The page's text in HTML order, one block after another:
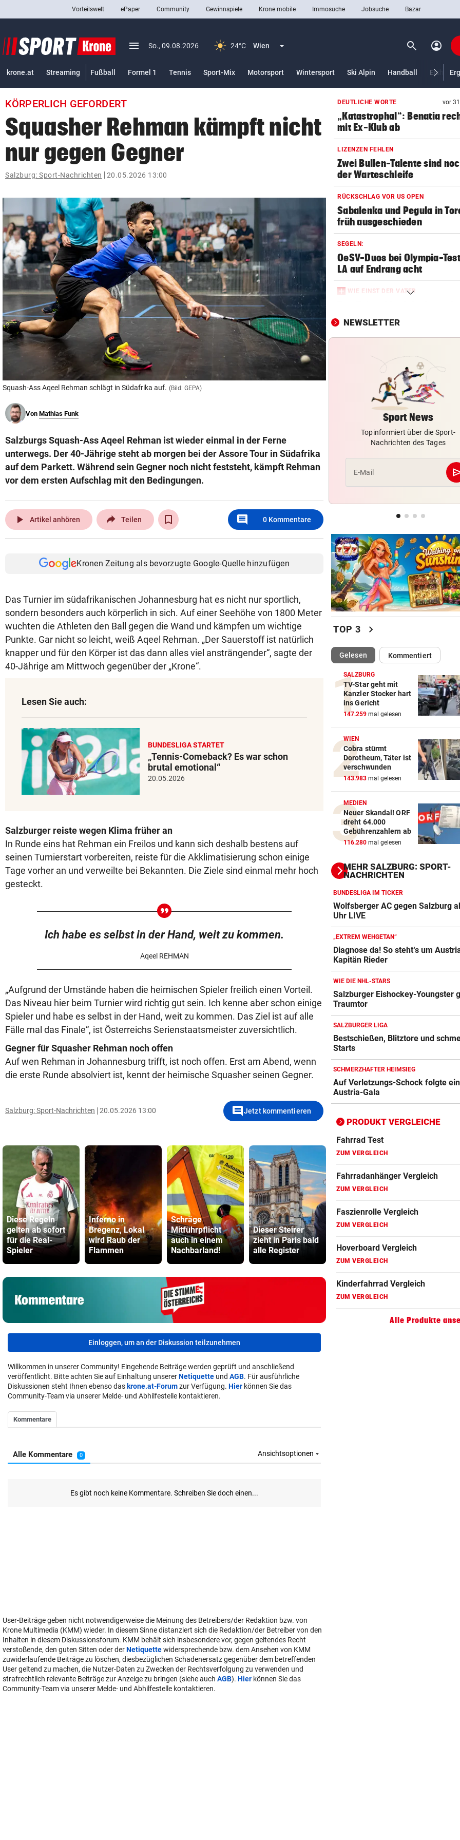
closeSchließen
Abonnieren
pin_drop
bookmark
search
Suchbegriff
© Krone Multimedia GmbH & Co KG 2026
Muthgasse 2, 1190 Wien
Vorteilswelt ePaper Community Gewinnspiele Krone mobile Immosuche Jobsuche Bazar
menu Menü aufklappen
So., 09.08.2026 24°C Wien Menü aufklappen search Suchen
account_circle
krone.at Streaming Fußball Formel 1 Tennis Sport-Mix Motorsport Wintersport Ski Alpin Handball
KÖRPERLICH GEFORDERT
Squasher Rehman kämpft nicht
nur gegen Gegner
Salzburg: Sport-Nachrichten 20.05.2026 13:00
Squash-Ass Aqeel Rehman schlägt in Südafrika auf. (Bild: GEPA)
Von Mathias Funk
Salzburgs Squash-Ass Aqeel Rehman ist wieder einmal in der Ferne
unterwegs. Der 40-Jährige steht ab morgen bei der Assore Tour in Südafrika
auf dem Parkett. Während sein Gegner noch nicht feststeht, kämpft Rehman
vor dem ersten Aufschlag mit den Bedingungen.
play_arrow Artikel anhören Teilen comment 0 Kommentare
Kronen Zeitung als bevorzugte Google-Quelle hinzufügen
Das Turnier im südafrikanischen Johannesburg hat es nicht nur sportlich,
sondern besonders auch körperlich in sich. Auf einer Seehöhe von 1800 Meter
wuchten die Athleten den Ball gegen die Wand und kämpfen um wichtige
Punkte. Gar nicht so leicht, weiß Aqeel Rehman. „Der Sauerstoff ist natürlich
knapper und für den Körper ist das dann alles viel ansträngender“, sagte der
40-Jährige am Mittwoch gegenüber der „Krone“.
Lesen Sie auch:
BUNDESLIGA STARTET
„Tennis-Comeback? Es war schon
brutal emotional“
20.05.2026
Salzburger reiste wegen Klima früher an
In Runde eins hat Rehman ein Freilos und kann sich deshalb bestens auf
seinen Turnierstart vorbereiten, reiste für die Akklimatisierung schon einige
Tage vorher an und verweilte bei Bekannten. Die Ziele sind einmal mehr hoch
gesteckt.
Ich habe es selbst in der Hand, weit zu kommen.
Aqeel REHMAN
„Aufgrund der Umstände haben die heimischen Spieler freilich einen Vorteil.
Das Niveau hier beim Turnier wird richtig gut sein. Ich kenne aber schon einige
Spieler und habe es selbst in der Hand, weit zu kommen. Das Ziel ist auf alle
Fälle mal das Finale“, ist Österreichs Serienstaatsmeister zuversichtlich.
Gegner für Squasher Rehman noch offen
Auf wen Rehman in Johannesburg trifft, ist noch offen. Erst am Abend, wenn
die erste Runde absolviert ist, kennt der heimische Squasher seinen Gegner.
Salzburg: Sport-Nachrichten 20.05.2026 13:00 commentJetzt kommentieren
Diese Regeln
gelten ab sofort
für die Real-
Spieler
Inferno in
Bregenz, Lokal
wird Raub der
Flammen
Schräge
Mitführpflicht
auch in einem
Nachbarland!
Dieser Steirer
zieht in Paris bald
alle Register
Aufräumarbeiten
im Schlamm: „Alle
helfen
zusammen“
Besucher
Einloggen, um an der Diskussion teilzunehmen
Willkommen in unserer Community! Eingehende Beiträge werden geprüft und anschließend
veröffentlicht. Bitte achten Sie auf Einhaltung unsererNetiquette und AGB. Für ausführliche
Diskussionen steht Ihnen ebenso das krone.at-Forumzur Verfügung. Hier können Sie das
Community-Team via unserer Melde- und Abhilfestelle kontaktieren.
User-Beiträge geben nicht notwendigerweise die Meinung des Betreibers/der Redaktion bzw. von
Krone Multimedia (KMM) wieder. In diesem Sinne distanziert sich die Redaktion/der Betreiber von den
Inhalten in diesem Diskussionsforum. KMM behält sich insbesondere vor, gegen geltendes Recht
verstoßende, den guten Sitten oder derNetiquettewidersprechende bzw. dem Ansehen von KMM
zuwiderlaufende Beiträge zu löschen, diesbezüglichen Schadenersatz gegenüber dem betreffenden
User geltend zu machen, die Nutzer-Daten zu Zwecken der Rechtsverfolgung zu verwenden und
strafrechtlich relevante Beiträge zur Anzeige zu bringen (siehe auch AGB). Hier können Sie das
Community-Team via unserer Melde- und Abhilfestelle kontaktieren.
DEUTLICHE WORTE vor
„Katastrophal“: Benatia
mit Ex-Klub ab
LIZENZEN FEHLEN
Zwei Bullen-Talente sind
der Warteschleife
RÜCKSCHLAG VOR US OPEN
Sabalenka und Pegula in
früh ausgeschieden
SEGELN:
OeSV-Duos bei Olympia-
LA auf Endrang acht
WIE EINST DER VATER
Bundesliga an
SCHLUSSTAG WARTET
stark verbessert
MOURINHO GREIFT DURCH
Diese Regeln gelten ab
die Real-Spieler
VEREIN NIMMT ABSCHIED
Steirischer Unterligist
19-Jährigen
de France Femmes
Fake-Hochzeit! Ronaldo hat
getäuscht
NEWSLETTER
Sport News
Topinformiert über die Sport-
Nachrichten des Tages
E-Mail
TOP 3 chevron_right
Gelesen(ausgewählt)Kommentiert
SALZBURG
TV-Star geht mit
Kanzler Stocker hart
ins Gericht
147.259 mal gelesen
WIEN
Cobra stürmt
Dorotheum, Täter ist
verschwunden
143.983 mal gelesen
MEDIEN
Neuer Skandal! ORF
dreht 64.000
Gebührenzahlern ab
116.280 mal gelesen
MEHR SALZBURG: SPORT-
NACHRICHTEN
BUNDESLIGA IM TICKER
Wolfsberger AC gegen Salzburg
Uhr LIVE
„EXTREM WEHGETAN“
Diagnose da! So steht‘s um
Kapitän Rieder
WIE DIE NHL-STARS
Salzburger Eishockey-Youngster
Traumtor
SALZBURGER LIGA
Bestschießen, Blitztore und
Starts
SCHMERZHAFTER HEIMSIEG
Auf Verletzungs-Schock folgte
Austria-Gala
PRODUKT VERGLEICHE
Action-Cam Vergleich
ZUM VERGLEICH
Crosstrainer Vergleich
E-Bike Vergleich
ZUM VERGLEICH
Elektro-Scooter Vergleich
ZUM VERGLEICH
Ergometer Vergleich
ZUM VERGLEICH
Fahrrad Test
ZUM VERGLEICH
Fahrradanhänger Vergleich
ZUM VERGLEICH
Faszienrolle Vergleich
ZUM VERGLEICH
Hoverboard Vergleich
ZUM VERGLEICH
Kinderfahrrad Vergleich
ZUM VERGLEICH
Alle Produkte